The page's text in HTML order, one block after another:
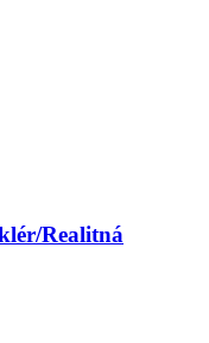
Realitná